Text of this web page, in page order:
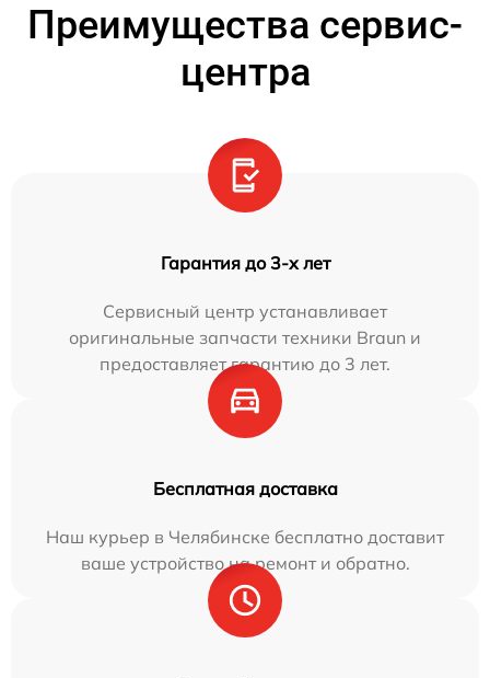
Преимущества сервис-
центра
Гарантия до 3-х лет
Сервисный центр устанавливает
оригинальные запчасти техники Braun и
предоставляет гарантию до 3 лет.
Бесплатная доставка
Наш курьер в Челябинске бесплатно доставит
ваше устройство на ремонт и обратно.